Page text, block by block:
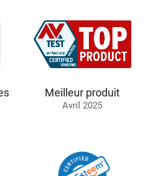
Meilleur produit
Avril 2025